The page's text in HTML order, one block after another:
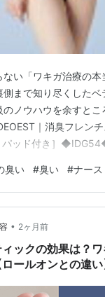
ない「ワキガ治療の本
側まで知り尽くしたベ
のノウハウを余すと
｜消臭フレン
パッド付き］
汗じみ 女性 婦人 レ
価格: 3454 円楽天で
ニックの華やかなホ
気づけない、治療選
ゃ損する真実」が満載
臭い #臭い #ナース
• 2ヶ月前
ックの効果は？
ールオンとの違い